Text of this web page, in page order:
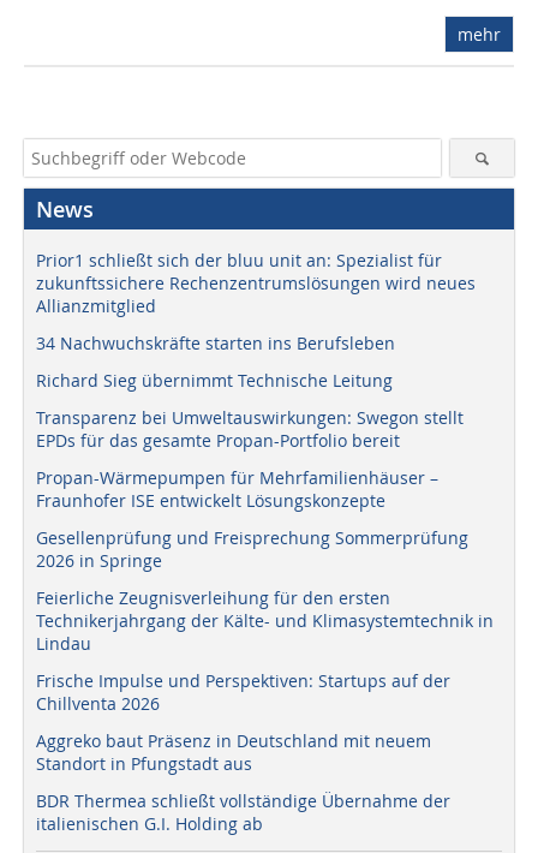
mehr
News
Prior1 schließt sich der bluu unit an: Spezialist für
zukunftssichere Rechenzentrumslösungen wird neues
Allianzmitglied
34 Nachwuchskräfte starten ins Berufsleben
Richard Sieg übernimmt Technische Leitung
Transparenz bei Umweltauswirkungen: Swegon stellt
EPDs für das gesamte Propan-Portfolio bereit
Propan-Wärmepumpen für Mehrfamilienhäuser –
Fraunhofer ISE entwickelt Lösungskonzepte
Gesellenprüfung und Freisprechung Sommerprüfung
2026 in Springe
Feierliche Zeugnisverleihung für den ersten
Technikerjahrgang der Kälte- und Klimasystemtechnik in
Lindau
Frische Impulse und Perspektiven: Startups auf der
Chillventa 2026
Aggreko baut Präsenz in Deutschland mit neuem
Standort in Pfungstadt aus
BDR Thermea schließt vollständige Übernahme der
italienischen G.I. Holding ab